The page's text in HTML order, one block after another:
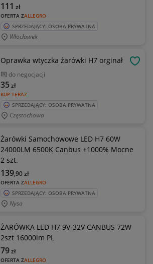
OFERTA ZALLEGRO
111 zł
SPRZEDAJĄCY: OSOBA PRYWATNA
Włocławek
Oprawka wtyczka żarówki H7 orginał
do negocjacji
KUP TERAZ
35zł
SPRZEDAJĄCY: OSOBA PRYWATNA
Częstochowa
Żarówki Samochowowe LED H7 60W
24000LM 6500K Canbus +1000% Mocne
2 szt.
OFERTA ZALLEGRO
139,90zł
SPRZEDAJĄCY: OSOBA PRYWATNA
Nysa
ŻARÓWKA LED H7 9V-32V CANBUS 72W
2szt 16000lm PL
OFERTA ZALLEGRO
79zł